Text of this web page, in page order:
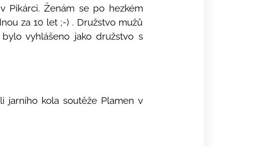
Pikárci. Ženám se po hezkém
za 10 let ;-) . Družstvo mužů
vyhlášeno jako družstvo s
jarního kola soutěže Plamen v